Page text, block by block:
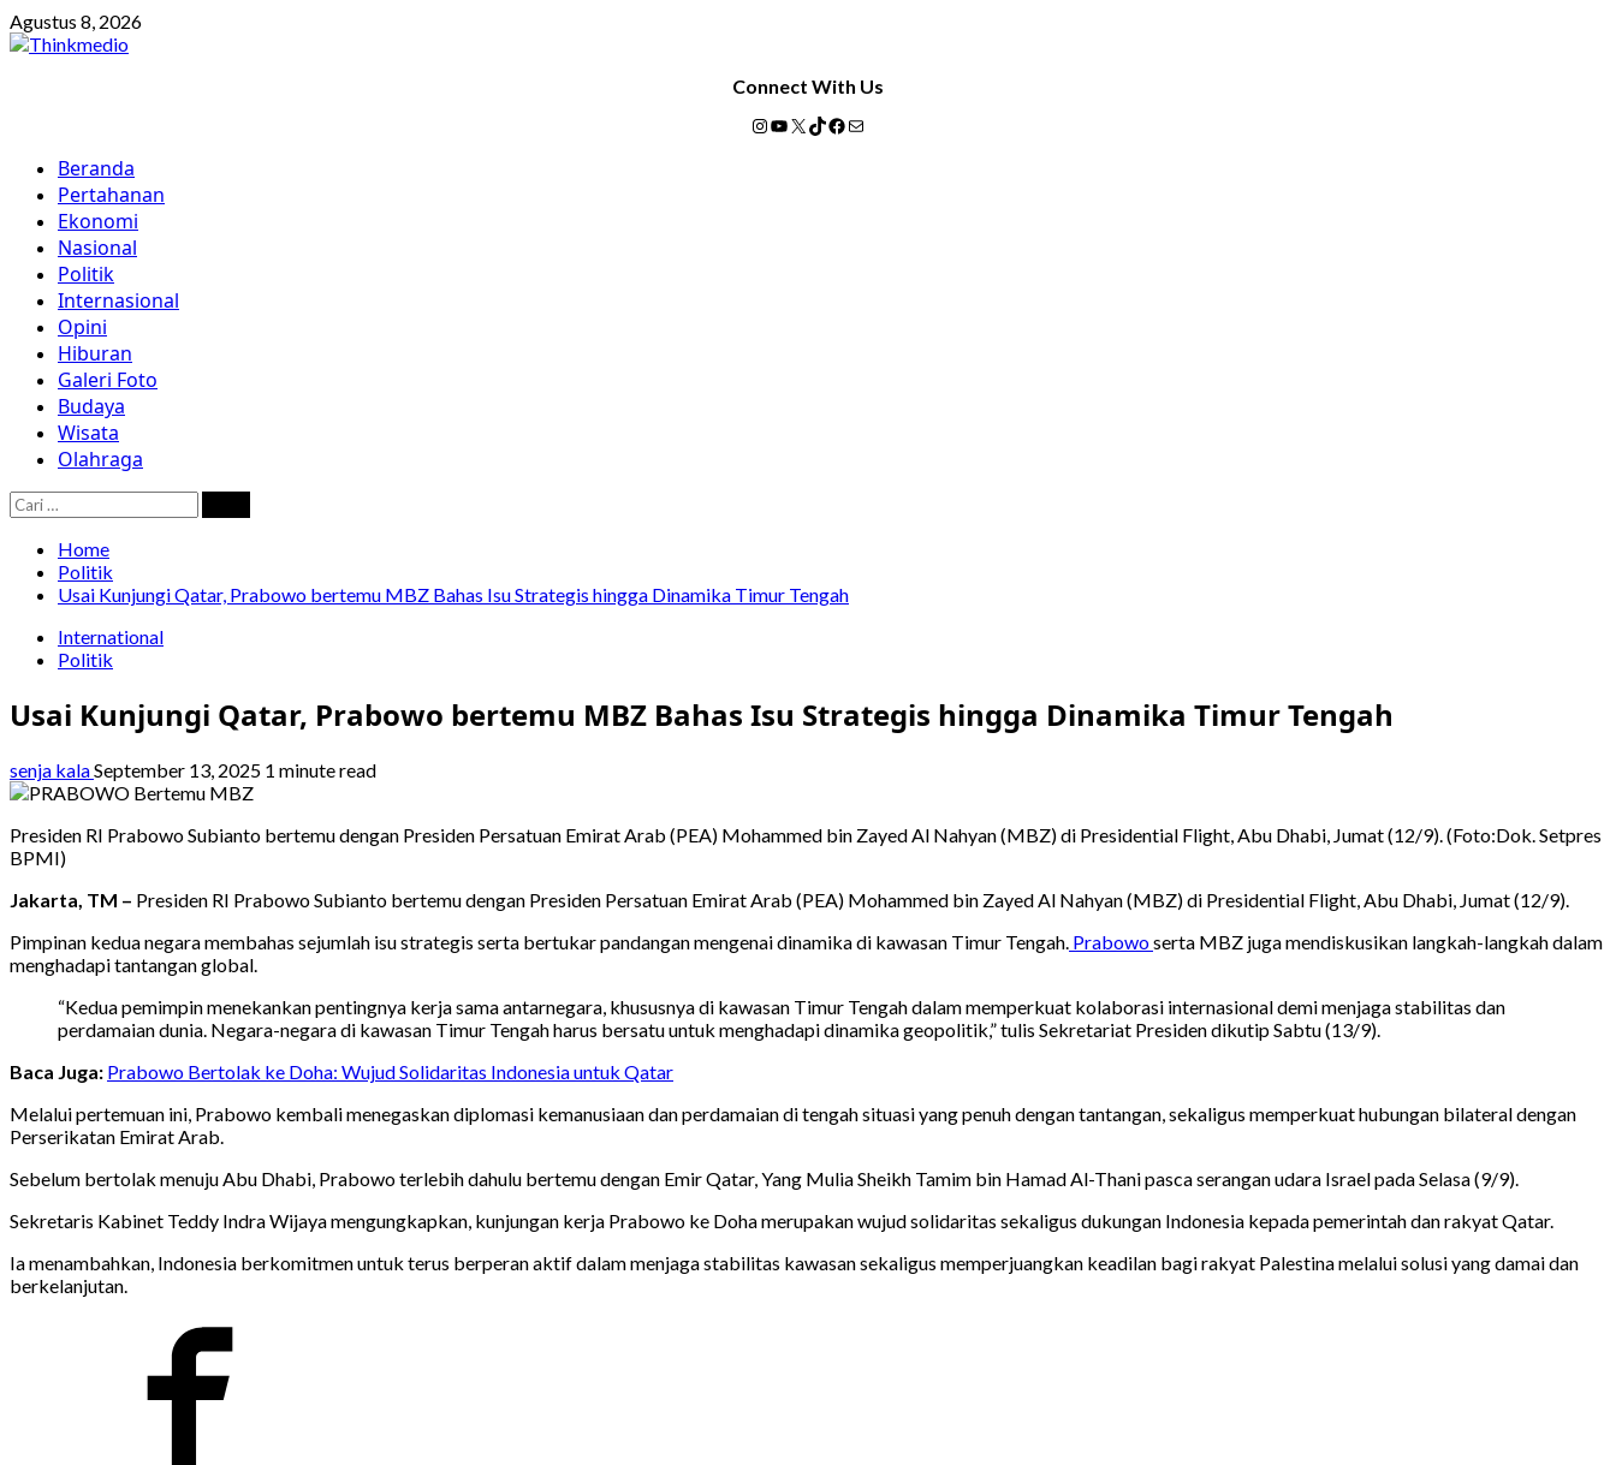
Skip
to
Agustus 8, 2026
Connect With Us
Instagram
YouTube
X TikTok
Facebook
Mail
Primary
Menu
Beranda
Pertahanan
Ekonomi
Nasional
Politik
Internasional
Opini
Hiburan
Galeri Foto
Budaya
Wisata
Olahraga
Cari
untuk:
Home
Politik
Usai Kunjungi Qatar, Prabowo bertemu MBZ Bahas Isu Strategis hingga Dinamika Timur Tengah
International
Politik
Usai Kunjungi Qatar, Prabowo bertemu MBZ Bahas Isu Strategis hingga Dinamika Timur Tengah
senja kalaSeptember 13, 2025 1 minute read
Presiden RI Prabowo Subianto bertemu dengan Presiden Persatuan Emirat Arab (PEA) Mohammed bin Zayed Al Nahyan (MBZ) di Presidential Flight, Abu Dhabi, Jumat (12/9). (Foto:Dok. Setpres
BPMI)
Jakarta, TM – Presiden RI Prabowo Subianto bertemu dengan Presiden Persatuan Emirat Arab (PEA) Mohammed bin Zayed Al Nahyan (MBZ) di Presidential Flight, Abu Dhabi, Jumat (12/9).
Pimpinan kedua negara membahas sejumlah isu strategis serta bertukar pandangan mengenai dinamika di kawasan Timur Tengah. Prabowoserta MBZ juga mendiskusikan langkah-langkah dalam
menghadapi tantangan global.
“Kedua pemimpin menekankan pentingnya kerja sama antarnegara, khususnya di kawasan Timur Tengah dalam memperkuat kolaborasi internasional demi menjaga stabilitas dan
perdamaian dunia. Negara-negara di kawasan Timur Tengah harus bersatu untuk menghadapi dinamika geopolitik,” tulis Sekretariat Presiden dikutip Sabtu (13/9).
Baca Juga: Prabowo Bertolak ke Doha: Wujud Solidaritas Indonesia untuk Qatar
Melalui pertemuan ini, Prabowo kembali menegaskan diplomasi kemanusiaan dan perdamaian di tengah situasi yang penuh dengan tantangan, sekaligus memperkuat hubungan bilateral dengan
Perserikatan Emirat Arab.
Sebelum bertolak menuju Abu Dhabi, Prabowo terlebih dahulu bertemu dengan Emir Qatar, Yang Mulia Sheikh Tamim bin Hamad Al-Thani pasca serangan udara Israel pada Selasa (9/9).
Sekretaris Kabinet Teddy Indra Wijaya mengungkapkan, kunjungan kerja Prabowo ke Doha merupakan wujud solidaritas sekaligus dukungan Indonesia kepada pemerintah dan rakyat Qatar.
Ia menambahkan, Indonesia berkomitmen untuk terus berperan aktif dalam menjaga stabilitas kawasan sekaligus memperjuangkan keadilan bagi rakyat Palestina melalui solusi yang damai dan
berkelanjutan.